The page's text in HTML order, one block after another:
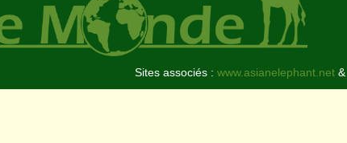
Sites associés : www.asianelephant.net&